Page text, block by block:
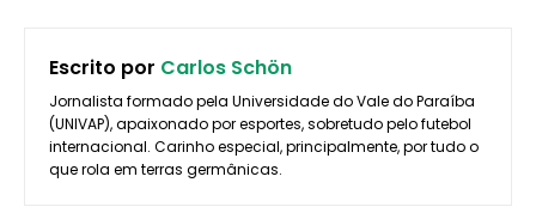
Escrito por Carlos Schön
Jornalista formado pela Universidade do Vale do Paraíba
(UNIVAP), apaixonado por esportes, sobretudo pelo futebol
internacional. Carinho especial, principalmente, por tudo o
que rola em terras germânicas.